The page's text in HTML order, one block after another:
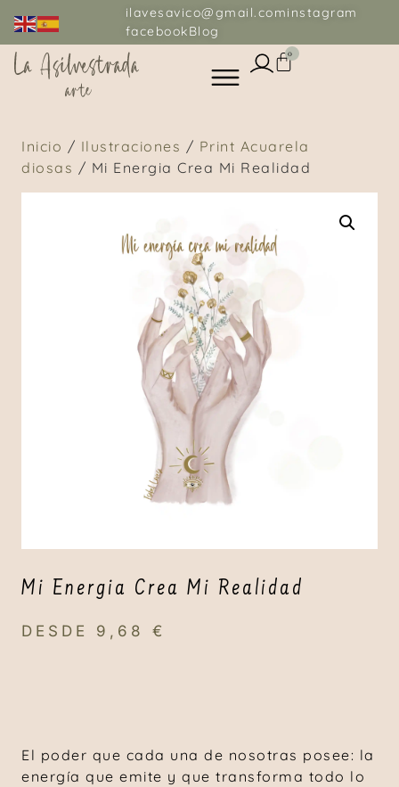
ilavesavico@gmail.cominstagram
facebookBlog
0
Inicio / Ilustraciones / Print Acuarela
diosas / Mi Energia Crea Mi Realidad
Mi Energia Crea Mi Realidad
DESDE 9,68 €
El poder que cada una de nosotras posee: la
energía que emite y que transforma todo lo